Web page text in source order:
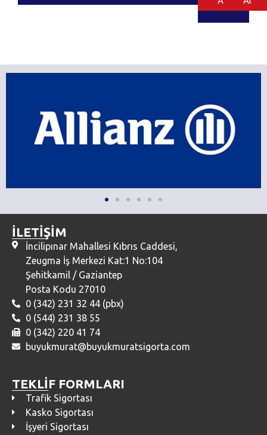
İLETİŞİM
İncilipınar Mahallesi Kıbrıs Caddesi,
Zeugma İş Merkezi Kat:1 No:104
Şehitkamil / Gaziantep
Posta Kodu 27010
0 (342) 231 32 44 (pbx)
0 (544) 231 38 55
0 (342) 220 41 74
buyukmurat@buyukmuratsigorta.com
TEKLİF FORMLARI
Trafik Sigortası
Kasko Sigortası
İşyeri Sigortası